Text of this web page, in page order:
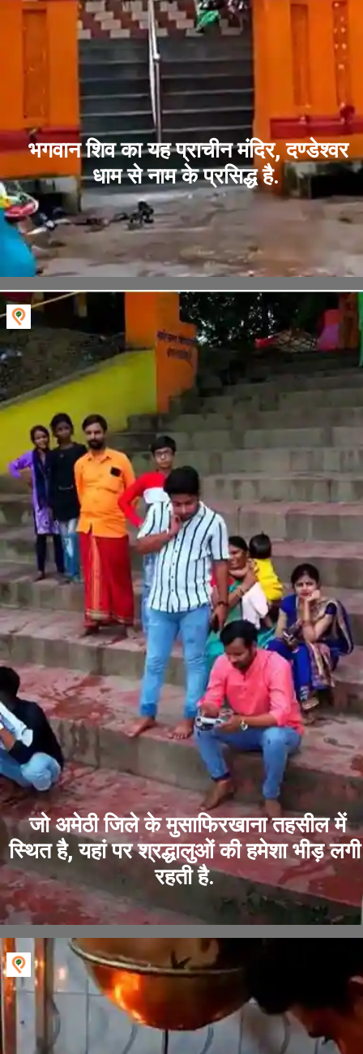
भगवान शिव का यह प्राचीन मंदिर, दण्डेश्वर
धाम से नाम के प्रसिद्ध है.
जो अमेठी जिले के मुसाफिरखाना तहसील में
स्थित है, यहां पर श्रद्धालुओं की हमेशा भीड़ लगी
रहती है.